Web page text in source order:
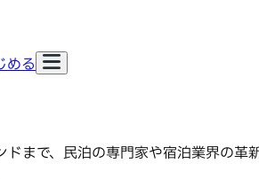
める
まで、民泊の専門家や宿泊業界の革